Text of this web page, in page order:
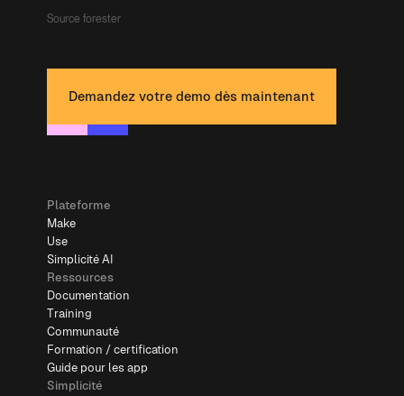
Source forester
Demandez votre demo dès maintenant
Plateforme
Make
Use
Simplicité AI
Ressources
Documentation
Training
Communauté
Formation / certification
Guide pour les app
Simplicité